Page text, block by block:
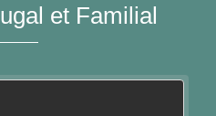
et Familial